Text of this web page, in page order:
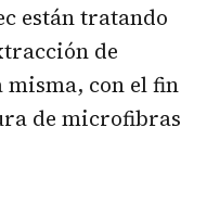
están tratando
de
misma, con el fin
de microfibras